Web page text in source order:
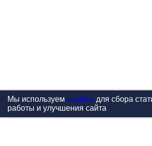
Мы используем cookiesдля сбора
работы и улучшения сайта